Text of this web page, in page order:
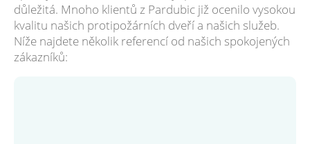
důležitá. Mnoho klientů z Pardubic již ocenilo vysokou
kvalitu našich protipožárních dveří a našich služeb.
Níže najdete několik referencí od našich spokojených
zákazníků: